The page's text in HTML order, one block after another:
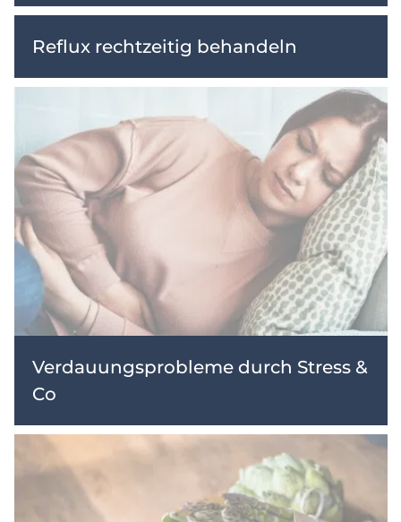
Reflux rechtzeitig behandeln
Verdauungsprobleme durch Stress &
Co